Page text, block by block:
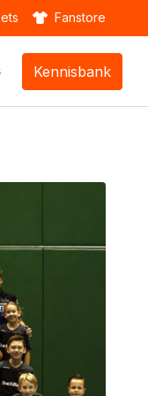
Fanstore
Kennisbank